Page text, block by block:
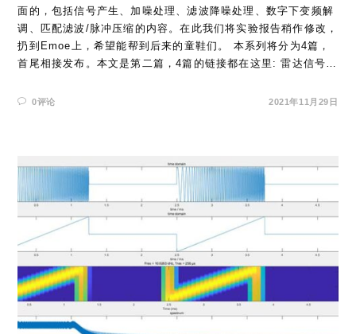
面的，包括信号产生、加噪处理、滤波降噪处理、数字下变频解
调、匹配滤波/脉冲压缩的内容。在此我们将实验报告稍作修改，
扔到Emoe上，希望能帮到后来的童鞋们。 本系列将分为4篇，
首尾相接发布。本文是第二篇，4篇的链接都在这里: 雷达信号…
0评论 2021年11月29日